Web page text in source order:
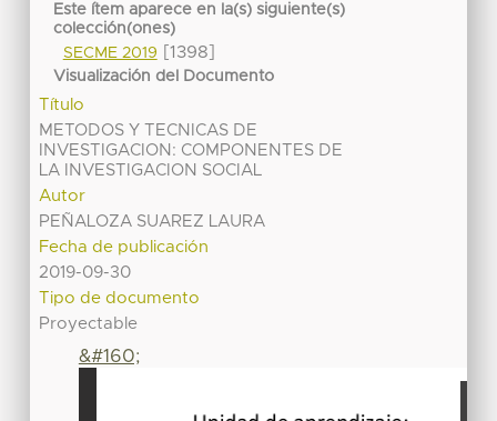
Este ítem aparece en la(s) siguiente(s)
colección(ones)
SECME 2019 [1398]
Visualización del Documento
Título
METODOS Y TECNICAS DE
INVESTIGACION: COMPONENTES DE
LA INVESTIGACION SOCIAL
Autor
PEÑALOZA SUAREZ LAURA
Fecha de publicación
2019-09-30
Tipo de documento
Proyectable
&#160;